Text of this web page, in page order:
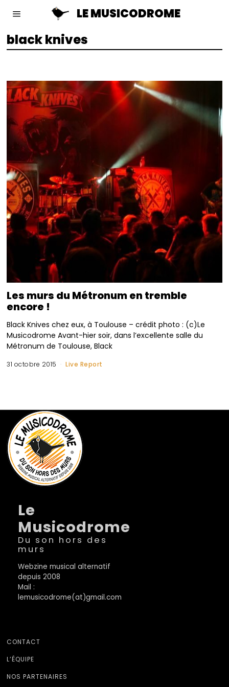
LE MUSICODROME
black knives
Les murs du Métronum en tremble
encore !
Black Knives chez eux, à Toulouse – crédit photo : (c)Le
Musicodrome Avant-hier soir, dans l’excellente salle du
Métronum de Toulouse, Black
31 octobre 2015 Live Report
Le
Musicodrome
Du son hors des
murs
Webzine musical alternatif
depuis 2008
Mail :
lemusicodrome(at)gmail.com
CONTACT
L’ÉQUIPE
NOS PARTENAIRES